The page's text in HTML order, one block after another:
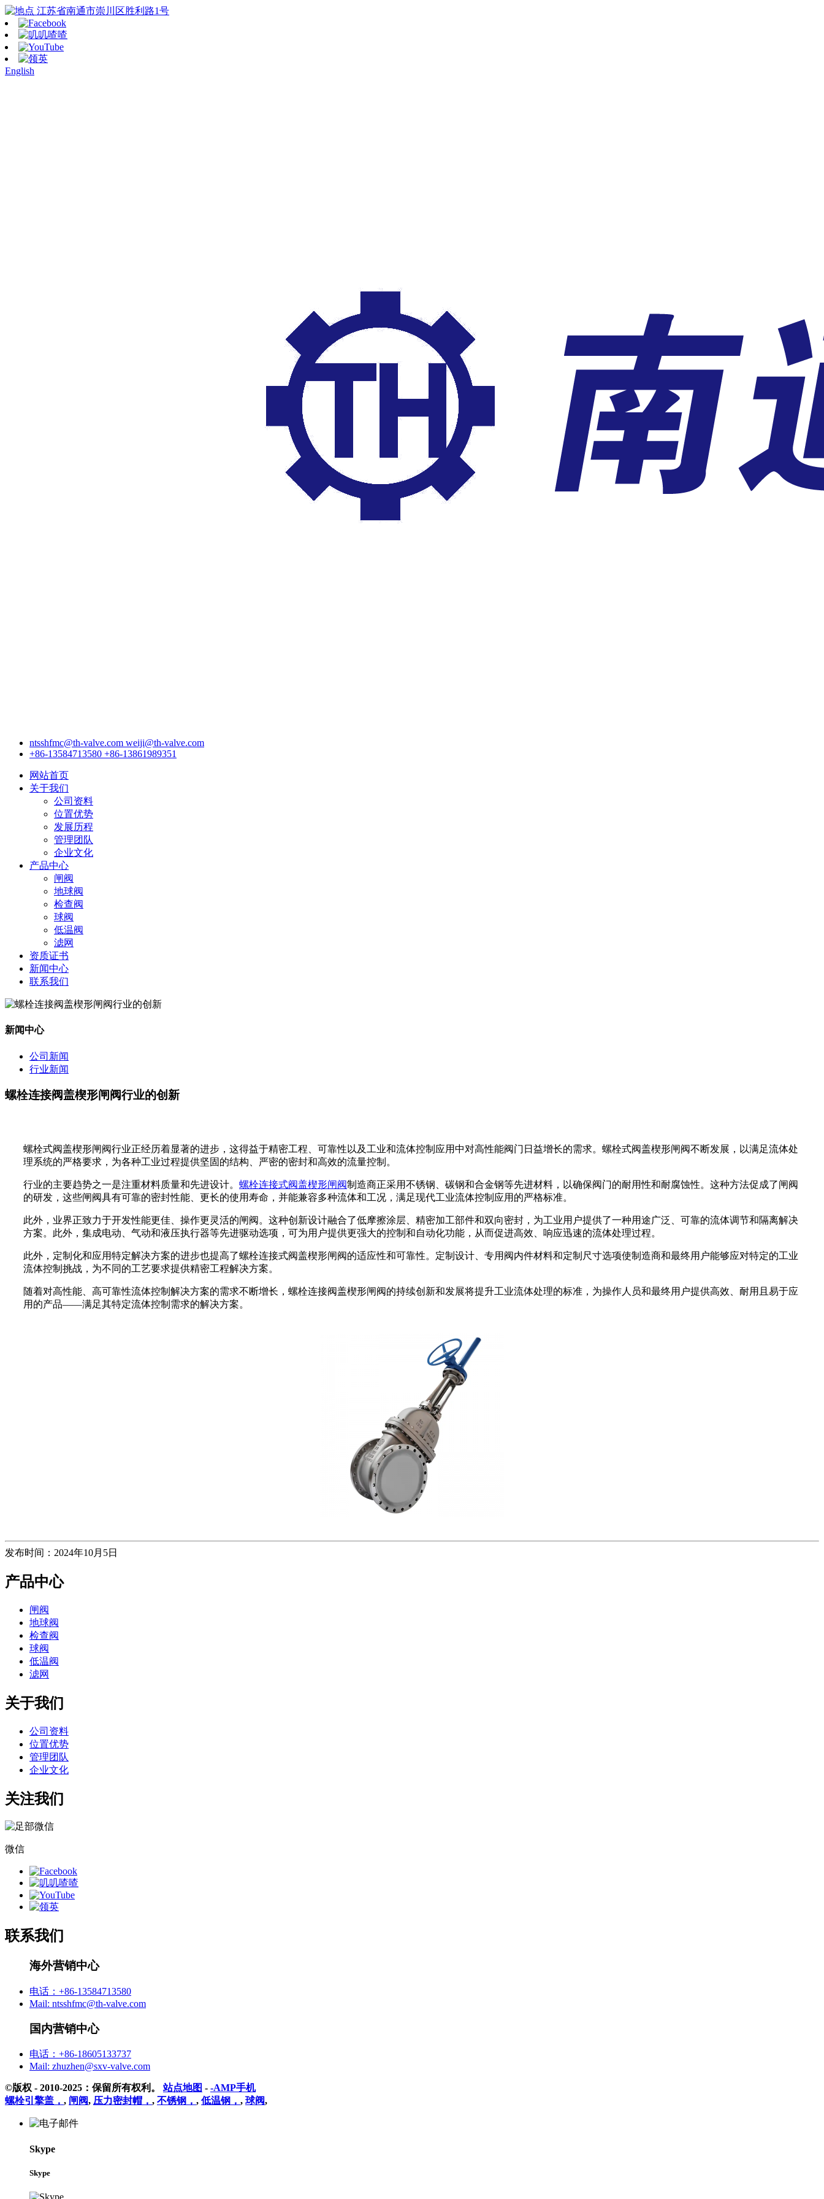
江苏省南通市崇川区胜利路1号
English
ntsshfmc@th-valve.com weiji@th-valve.com
+86-13584713580 +86-13861989351
网站首页
关于我们
公司资料
位置优势
发展历程
管理团队
企业文化
产品中心
闸阀
地球阀
检查阀
球阀
低温阀
滤网
资质证书
新闻中心
联系我们
新闻中心
公司新闻
行业新闻
螺栓连接阀盖楔形闸阀行业的创新
螺栓式阀盖楔形闸阀行业正经历着显著的进步，这得益于精密工程、可靠性以及工业和流体控制应用中对高性能阀门日益增长的需求。螺栓式阀盖楔形闸阀不断发展，以满足流体处
理系统的严格要求，为各种工业过程提供坚固的结构、严密的密封和高效的流量控制。
行业的主要趋势之一是注重材料质量和先进设计。 螺栓连接式阀盖楔形闸阀制造商正采用不锈钢、碳钢和合金钢等先进材料，以确保阀门的耐用性和耐腐蚀性。这种方法促成了闸阀
的研发，这些闸阀具有可靠的密封性能、更长的使用寿命，并能兼容多种流体和工况，满足现代工业流体控制应用的严格标准。
此外，业界正致力于开发性能更佳、操作更灵活的闸阀。这种创新设计融合了低摩擦涂层、精密加工部件和双向密封，为工业用户提供了一种用途广泛、可靠的流体调节和隔离解决
方案。此外，集成电动、气动和液压执行器等先进驱动选项，可为用户提供更强大的控制和自动化功能，从而促进高效、响应迅速的流体处理过程。
此外，定制化和应用特定解决方案的进步也提高了螺栓连接式阀盖楔形闸阀的适应性和可靠性。定制设计、专用阀内件材料和定制尺寸选项使制造商和最终用户能够应对特定的工业
流体控制挑战，为不同的工艺要求提供精密工程解决方案。
随着对高性能、高可靠性流体控制解决方案的需求不断增长，螺栓连接阀盖楔形闸阀的持续创新和发展将提升工业流体处理的标准，为操作人员和最终用户提供高效、耐用且易于应
用的产品——满足其特定流体控制需求的解决方案。
发布时间：2024年10月5日
产品中心
闸阀
地球阀
检查阀
球阀
低温阀
滤网
关于我们
公司资料
位置优势
管理团队
企业文化
关注我们
微信
联系我们
海外营销中心
电话：+86-13584713580
Mail: ntsshfmc@th-valve.com
国内营销中心
电话：+86-18605133737
Mail: zhuzhen@sxv-valve.com
©版权 - 2010-2025：保留所有权利。站点地图 - -AMP手机
螺栓引擎盖， , 闸阀, 压力密封帽， , 不锈钢， , 低温钢， , 球阀,
Skype
Skype